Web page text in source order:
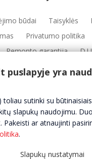
būdai Taisyklės
Privatumo politika
Remonto garantija
Automobilių
Kontaktai
puslapyje yra
toliau sutinki su
slapukų naudojimu.
Pakeisti ar atnaujinti
.
Slapukų nustatymai